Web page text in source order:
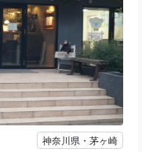
神奈川県・茅ヶ崎